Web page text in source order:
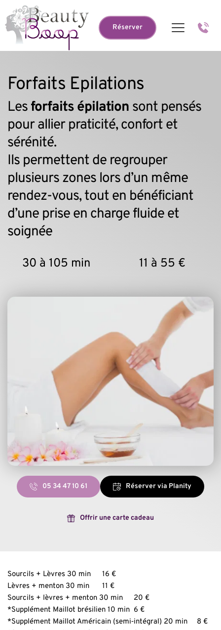
Réserver
05 34 47 10 61 Réserver via Planity
Offrir une carte cadeau
Forfaits Epilations
Les forfaits épilation sont pensés
pour allier praticité, confort et
sérénité.
Ils permettent de regrouper
plusieurs zones lors d’un même
rendez-vous, tout en bénéficiant
d’une prise en charge fluide et
soignée
30 à 105 min 11 à 55 €
Sourcils + Lèvres 30 min	16 €
Lèvres + menton 30 min	11 €
Sourcils + lèvres + menton 30 min	20 €
*Supplément Maillot brésilien 10 min	6 €
*Supplément Maillot Américain (semi‑intégral) 20 min	8 €